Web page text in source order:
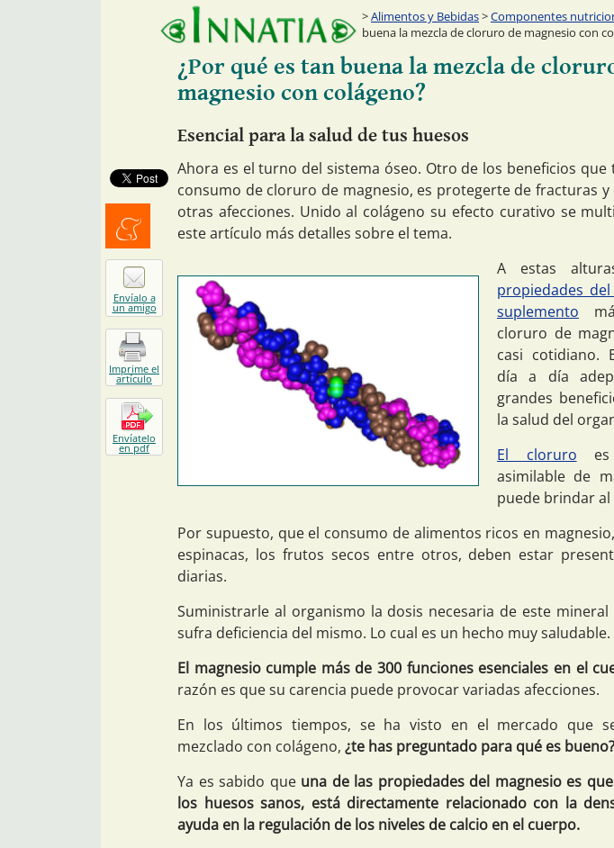
Alimentos y Bebidas>Componentes
buena la mezcla de cloruro de magnesio con
¿Por qué es tan buena la mezcla de
magnesio con colágeno?
Esencial para la salud de tus huesos
Ahora es el turno del sistema óseo. Otro de los beneficios
consumo de cloruro de magnesio, es protegerte de fracturas
otras afecciones. Unido al colágeno su efecto curativo se
este artículo más detalles sobre el tema.
A estas
propiedades
suplemento
cloruro de
casi cotidiano.
día a día
grandes
la salud del
El cloruro es
asimilable de
puede brindar al
Por supuesto, que el consumo de alimentos ricos en
espinacas, los frutos secos entre otros, deben estar
diarias.
Suministrarle al organismo la dosis necesaria de este
sufra deficiencia del mismo. Lo cual es un hecho muy saludable.
El magnesio cumple más de 300 funciones esenciales en el
razón es que su carencia puede provocar variadas afecciones.
En los últimos tiempos, se ha visto en el mercado que
mezclado con colágeno, ¿te has preguntado para qué es bueno?
Ya es sabido que una de las propiedades del magnesio es
los huesos sanos, está directamente relacionado con la
ayuda en la regulación de los niveles de calcio en el cuerpo.
Menéalo
Envíalo a
un amigo
Imprime el
artículo
Envíatelo
en pdf